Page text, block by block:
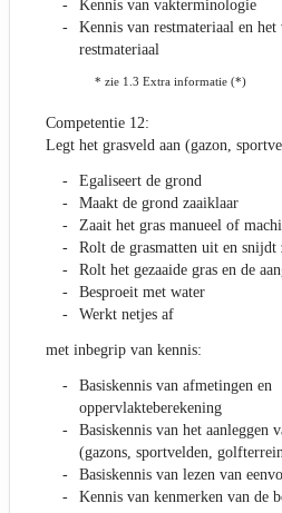
Kennis van vakterminologie
Kennis van restmateriaal en
restmateriaal
* zie 1.3 Extra informatie (*)
Competentie 12:
Legt het grasveld aan (gazon,
Egaliseert de grond
Maakt de grond zaaiklaar
Zaait het gras manueel of
Rolt de grasmatten uit en snijdt
Rolt het gezaaide gras en de
Besproeit met water
Werkt netjes af
met inbegrip van kennis:
Basiskennis van afmetingen en
oppervlakteberekening
Basiskennis van het aanleggen
(gazons, sportvelden,
Basiskennis van lezen van
Kennis van kenmerken van de